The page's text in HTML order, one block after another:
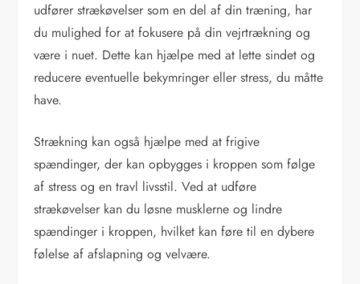
udfører strækøvelser som en del af din træning, har
du mulighed for at fokusere på din vejrtrækning og
være i nuet. Dette kan hjælpe med at lette sindet og
reducere eventuelle bekymringer eller stress, du måtte
have.
Strækning kan også hjælpe med at frigive
spændinger, der kan opbygges i kroppen som følge
af stress og en travl livsstil. Ved at udføre
strækøvelser kan du løsne musklerne og lindre
spændinger i kroppen, hvilket kan føre til en dybere
følelse af afslapning og velvære.